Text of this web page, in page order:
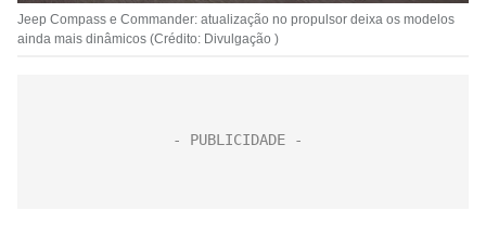
Jeep Compass e Commander: atualização no propulsor deixa os modelos
ainda mais dinâmicos (Crédito: Divulgação )